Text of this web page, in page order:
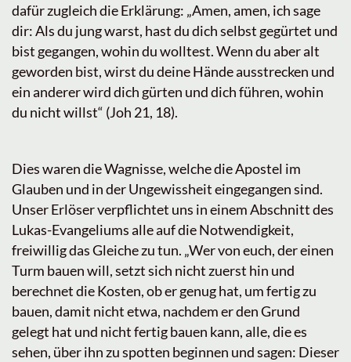
dafür zugleich die Erklärung: „Amen, amen, ich sage
dir: Als du jung warst, hast du dich selbst gegürtet und
bist gegangen, wohin du wolltest. Wenn du aber alt
geworden bist, wirst du deine Hände ausstrecken und
ein anderer wird dich gürten und dich führen, wohin
du nicht willst“ (Joh 21, 18).
Dies waren die Wagnisse, welche die Apostel im
Glauben und in der Ungewissheit eingegangen sind.
Unser Erlöser verpflichtet uns in einem Abschnitt des
Lukas-Evangeliums alle auf die Notwendigkeit,
freiwillig das Gleiche zu tun. „Wer von euch, der einen
Turm bauen will, setzt sich nicht zuerst hin und
berechnet die Kosten, ob er genug hat, um fertig zu
bauen, damit nicht etwa, nachdem er den Grund
gelegt hat und nicht fertig bauen kann, alle, die es
sehen, über ihn zu spotten beginnen und sagen: Dieser